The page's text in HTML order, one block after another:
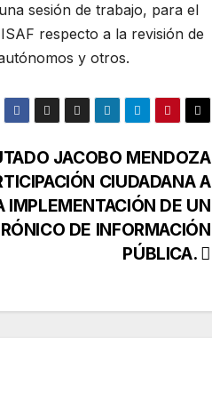
sesión de trabajo, para el
respecto a la revisión de
y otros.
JACOBO MENDOZA
CIUDADANA A
IMPLEMENTACIÓN DE UN
DE INFORMACIÓN
PÚBLICA.